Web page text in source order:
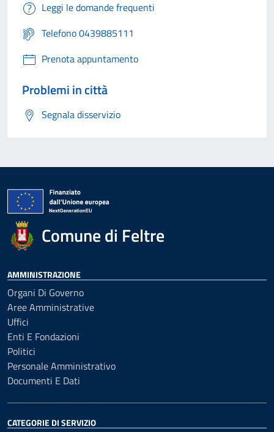
Leggi le domande frequenti
Telefono 0439885111
Prenota appuntamento
Problemi in città
Segnala disservizio
Comune di Feltre
AMMINISTRAZIONE
Organi Di Governo
Aree Amministrative
Uffici
Enti E Fondazioni
Politici
Personale Amministrativo
Documenti E Dati
CATEGORIE DI SERVIZIO